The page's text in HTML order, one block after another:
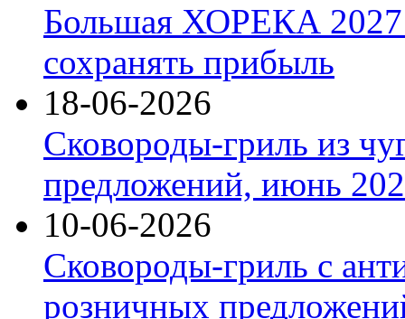
Большая ХОРЕКА 2027:
сохранять прибыль
18-06-2026
Сковороды-гриль из
предложений, июнь
10-06-2026
Сковороды-гриль с
розничных